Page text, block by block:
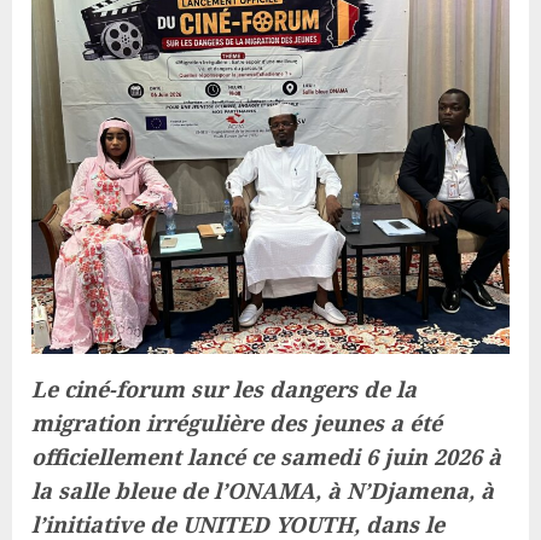
Le ciné-forum sur les dangers de la
migration irrégulière des jeunes a été
officiellement lancé ce samedi 6 juin 2026 à
la salle bleue de l’ONAMA, à N’Djamena, à
l’initiative de UNITED YOUTH, dans le